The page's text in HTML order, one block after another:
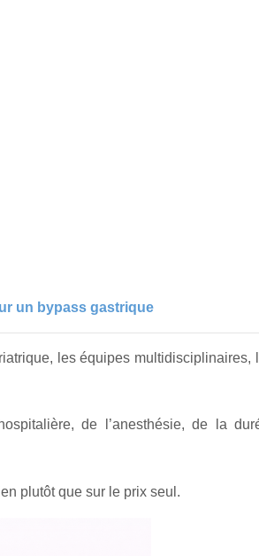
un bypass gastrique
les équipes
de l’anesthésie, de la
plutôt que sur le prix seul.